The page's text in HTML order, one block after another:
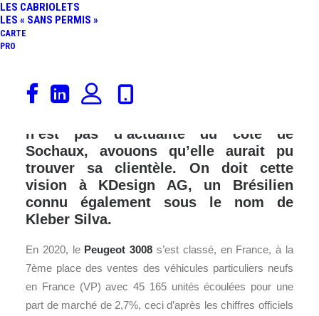
LES CABRIOLETS
LES « SANS PERMIS »
CARTE
PRO
Un designer a imaginé à quoi pourrait
ressembler le SUV Peugeot 3008 en
n’est pas d’actualité du côté de
Sochaux, avouons qu’elle aurait pu
trouver sa clientèle. On doit cette
vision à KDesign AG, un Brésilien
connu également sous le nom de
Kleber Silva.
En 2020, le Peugeot 3008 s’est classé, en France, à la
7ème place des ventes des véhicules particuliers neufs
en France (VP) avec 45 165 unités écoulées pour une
part de marché de 2,7%, ceci d’après les chiffres officiels